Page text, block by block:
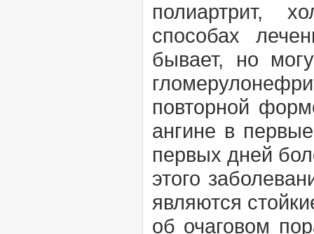
полиартрит,
способах
бывает, но
повторной
ангине в
первых дней
этого
являются
об очаговом